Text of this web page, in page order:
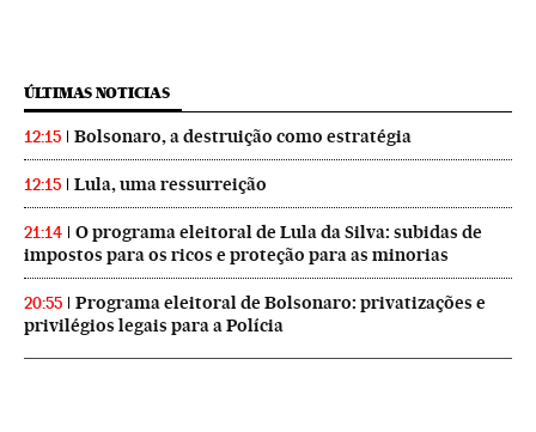
ÚLTIMAS NOTICIAS
12:15 Bolsonaro, a destruição como estratégia
12:15 Lula, uma ressurreição
21:14
O programa eleitoral de Lula da Silva: subidas de
impostos para os ricos e proteção para as minorias
20:55
Programa eleitoral de Bolsonaro: privatizações e
privilégios legais para a Polícia